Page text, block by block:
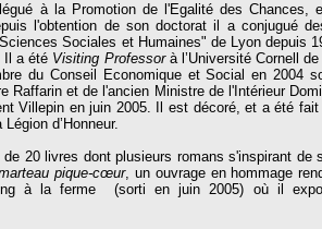
à la Promotion de l'Egalité des Chances,
l'obtention de son doctorat il aconjugué
Sociales et Humaines" de Lyon depuis
Il a été Visiting Professorà l’Université Cornell
du Conseil Economique et Social en 2004
Raffarin et de l'ancien Ministre de l'Intérieur
Villepin en juin 2005. Il est décoré, et a été fait
d’Honneur.
20 livres dont plusieurs romans s'inspirant de
pique-cœur, un ouvrage en hommage
à la ferme (sorti en juin 2005) où il